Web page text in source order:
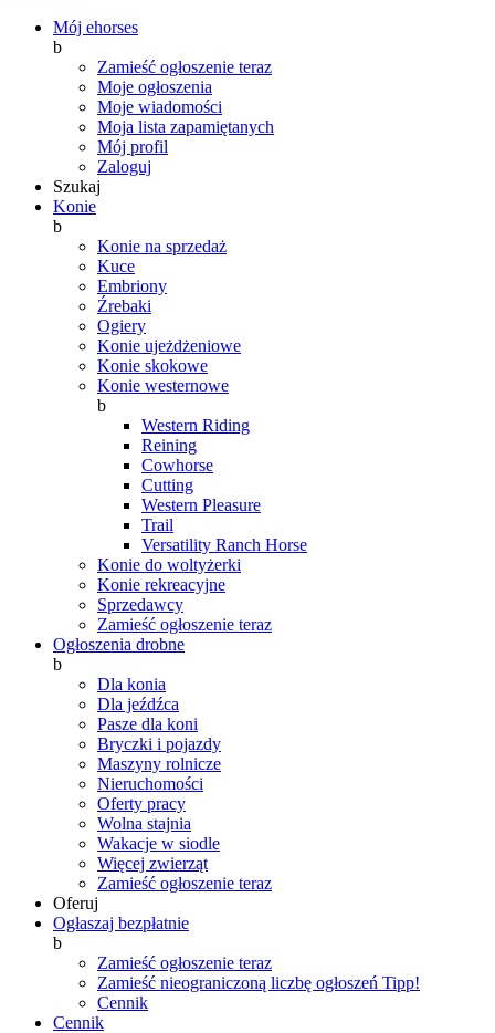
Mój ehorses
b
Zamieść ogłoszenie teraz
Moje ogłoszenia
Moje wiadomości
Moja lista zapamiętanych
Mój profil
Zaloguj
Szukaj
Konie
b
Konie na sprzedaż
Kuce
Embriony
Źrebaki
Ogiery
Konie ujeżdżeniowe
Konie skokowe
Konie westernowe
b
Western Riding
Reining
Cowhorse
Cutting
Western Pleasure
Trail
Versatility Ranch Horse
Konie do woltyżerki
Konie rekreacyjne
Sprzedawcy
Zamieść ogłoszenie teraz
Ogłoszenia drobne
b
Dla konia
Dla jeźdźca
Pasze dla koni
Bryczki i pojazdy
Maszyny rolnicze
Nieruchomości
Oferty pracy
Wolna stajnia
Wakacje w siodle
Więcej zwierząt
Zamieść ogłoszenie teraz
Oferuj
Ogłaszaj bezpłatnie
b
Zamieść ogłoszenie teraz
Zamieść nieograniczoną liczbę ogłoszeń Tipp!
Cennik
Cennik